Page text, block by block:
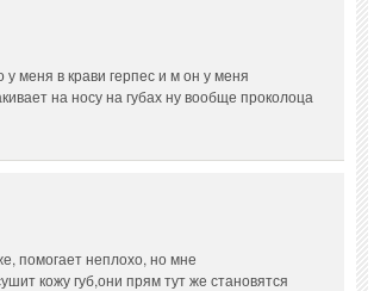
у меня в крави герпес и м он у меня
на носу на губах ну вообще проколоца
помогает неплохо, но мне
кожу губ,они прям тут же становятся